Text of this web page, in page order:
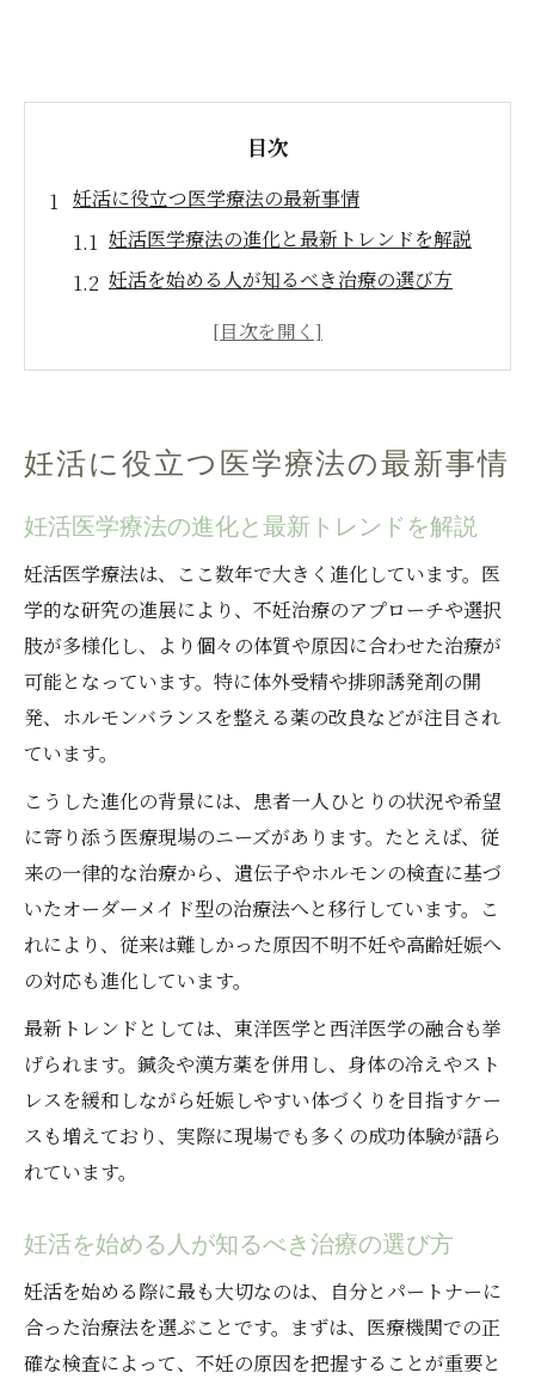
目次
妊活に役立つ医学療法の最新事情
妊活医学療法の進化と最新トレンドを解説
妊活を始める人が知るべき治療の選び方
不妊治療や妊活の基礎知識と重要ポイント
原因から考える妊活医学療法の選択肢
妊活における原因別治療法の特徴を整理
不妊治療の原因を知り正しい妊活を実践
医学療法の種類と妊活への適用ポイント
妊活で押さえたい不妊治療のタイミング法
排卵誘発剤の役割と妊活との深い関係性
体外受精を検討中なら知りたい基礎知識
体外受精の流れと妊活で注意したい点
妊活中に知るべき体外受精の治療内容
人工授精や体外受精の違いと選び方のコツ
体外受精で必要な妊活準備や医学的配慮
着床率向上を目指す妊活の薬の使い方
排卵誘発剤の種類と妊活における使い分け
着床率向上のための妊活薬の効果的な使い
方
妊活で注目される薬の役割と副作用の注意
妊活時の薬選択で知っておきたい医学的根
拠
女性に多い妊娠しづらさの特徴と対応策
妊活で知っておきたい女性の特徴と対策法
妊活に役立つ医学療法の最新事情
妊活医学療法の進化と最新トレンドを解説
妊活医学療法は、ここ数年で大きく進化しています。医
学的な研究の進展により、不妊治療のアプローチや選択
肢が多様化し、より個々の体質や原因に合わせた治療が
可能となっています。特に体外受精や排卵誘発剤の開
発、ホルモンバランスを整える薬の改良などが注目され
ています。
こうした進化の背景には、患者一人ひとりの状況や希望
に寄り添う医療現場のニーズがあります。たとえば、従
来の一律的な治療から、遺伝子やホルモンの検査に基づ
いたオーダーメイド型の治療法へと移行しています。こ
れにより、従来は難しかった原因不明不妊や高齢妊娠へ
の対応も進化しています。
最新トレンドとしては、東洋医学と西洋医学の融合も挙
げられます。鍼灸や漢方薬を併用し、身体の冷えやスト
レスを緩和しながら妊娠しやすい体づくりを目指すケー
スも増えており、実際に現場でも多くの成功体験が語ら
れています。
妊活を始める人が知るべき治療の選び方
妊活を始める際に最も大切なのは、自分とパートナーに
合った治療法を選ぶことです。まずは、医療機関での正
確な検査によって、不妊の原因を把握することが重要と